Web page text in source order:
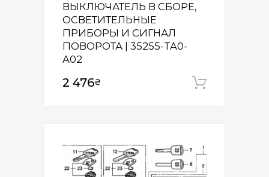
ВЫКЛЮЧАТЕЛЬ В СБОРЕ,
ОСВЕТИТЕЛЬНЫЕ
ПРИБОРЫ И СИГНАЛ
ПОВОРОТА | 35255-TA0-
A02
2 476₴